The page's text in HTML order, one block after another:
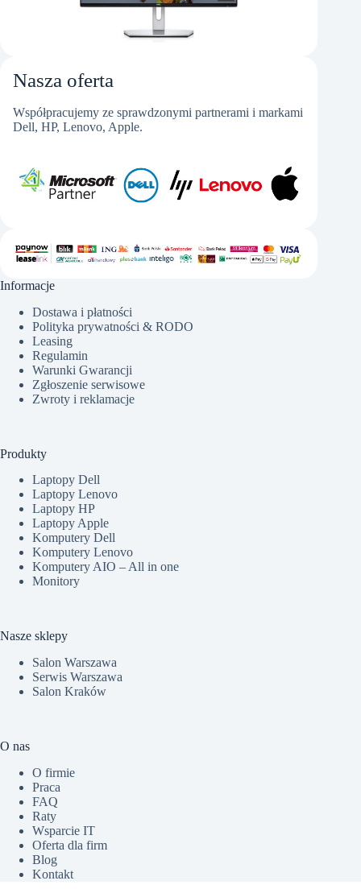
Nasza oferta
Współpracujemy ze sprawdzonymi partnerami i markami
Dell, HP, Lenovo, Apple.
Informacje
Dostawa i płatności
Polityka prywatności & RODO
Leasing
Regulamin
Warunki Gwarancji
Zgłoszenie serwisowe
Zwroty i reklamacje
Produkty
Laptopy Dell
Laptopy Lenovo
Laptopy HP
Laptopy Apple
Komputery Dell
Komputery Lenovo
Komputery AIO – All in one
Monitory
Nasze sklepy
Salon Warszawa
Serwis Warszawa
Salon Kraków
O nas
O firmie
Praca
FAQ
Raty
Wsparcie IT
Oferta dla firm
Blog
Kontakt